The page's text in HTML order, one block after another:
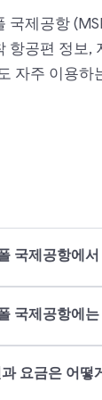
제공항
항공편 정보
자주 이용
국제공항에
국제공항에
요금은 어떻